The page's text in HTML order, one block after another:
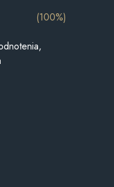
(100%)